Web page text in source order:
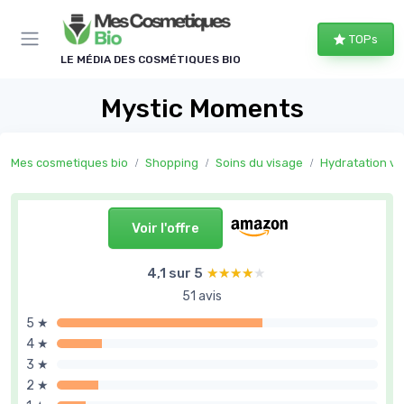
LE MÉDIA DES COSMÉTIQUES BIO
TOPs
Mystic Moments
Mes cosmetiques bio Shopping Soins du visage Hydratation
Voir l'offre
4,1 sur 5 ★★★★★
★★★★★
51 avis
5 ★
4 ★
3 ★
2 ★
Panneau de gestion des cookies